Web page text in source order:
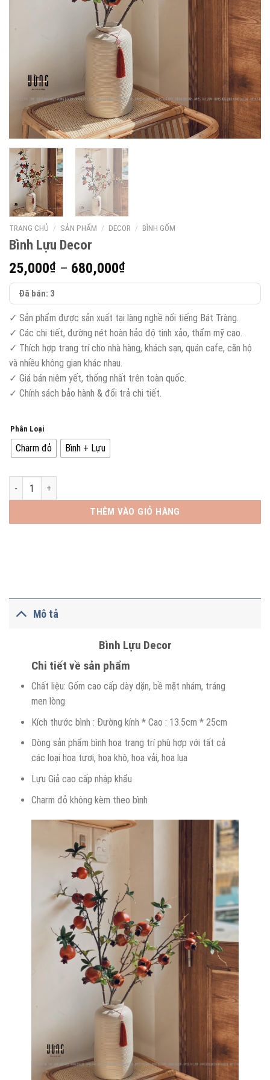
TRANG CHỦ / SẢN PHẨM / DECOR / BÌNH GỐM
Bình Lựu Decor
25,000₫ – 680,000₫Khoảng
giá:
25,000₫
đến
680,000₫
Đã bán: 3
✓ Sản phẩm được sản xuất tại làng nghề nổi tiếng Bát Tràng.
✓ Các chi tiết, đường nét hoàn hảo độ tinh xảo, thẩm mỹ cao.
✓ Thích hợp trang trí cho nhà hàng, khách sạn, quán cafe, căn hộ
và nhiều không gian khác nhau.
✓ Giá bán niêm yết, thống nhất trên toàn quốc.
✓ Chính sách bảo hành & đổi trả chi tiết.
Phân Loại
Charm đỏ Bình + Lựu
Bình Lựu Decor số lượng
THÊM VÀO GIỎ HÀNG
Mô tả
Bình Lựu Decor
Chi tiết về sản phẩm
Chất liệu: Gốm cao cấp dày dặn, bề mặt nhám, tráng
men lòng
Kích thước bình : Đường kính * Cao : 13.5cm * 25cm
Dòng sản phẩm bình hoa trang trí phù hợp với tất cả
các loại hoa tươi, hoa khô, hoa vải, hoa lụa
Lựu Giả cao cấp nhập khẩu
Charm đỏ không kèm theo bình